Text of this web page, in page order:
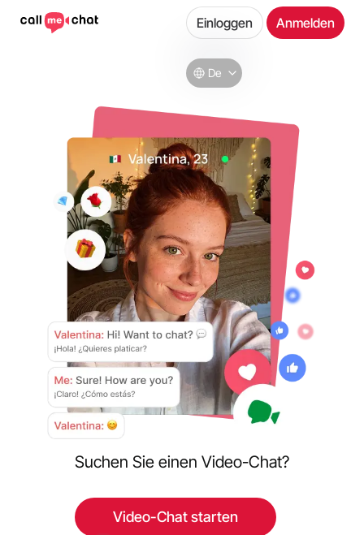
De
Einloggen Anmelden
Suchen Sie einen Video-Chat?
Video-Chat starten